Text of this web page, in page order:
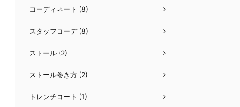
コーディネート (8)
スタッフコーデ (8)
ストール (2)
ストール巻き方 (2)
トレンチコート (1)